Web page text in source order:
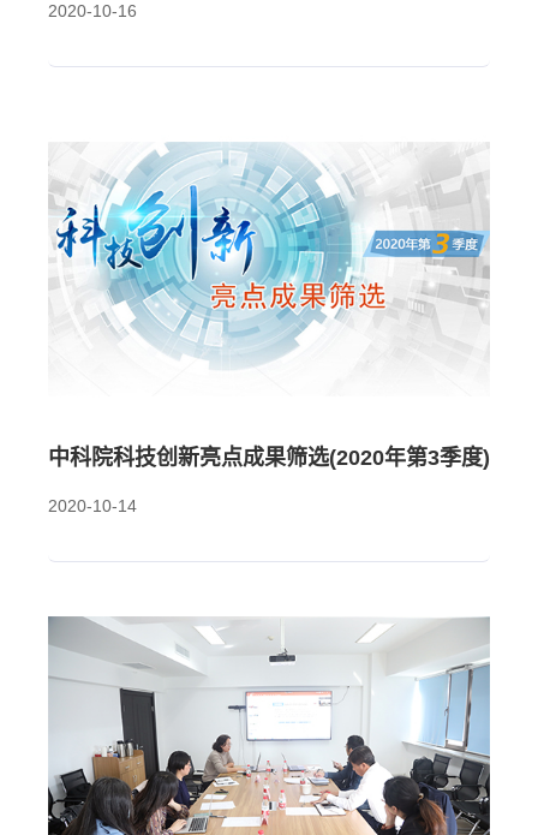
2020-10-16
中科院科技创新亮点成果筛选(2020年第3季度)
2020-10-14